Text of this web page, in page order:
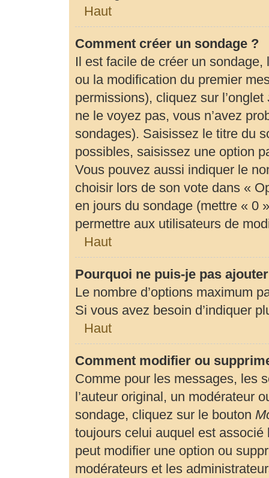
Haut
Comment créer un sondage ?
Il est facile de créer un sondage,
ou la modification du premier
permissions), cliquez sur l’onglet
ne le voyez pas, vous n’avez
sondages). Saisissez le titre du
possibles, saisissez une option
Vous pouvez aussi indiquer le
choisir lors de son vote dans «
en jours du sondage (mettre « 0
permettre aux utilisateurs de
Haut
Pourquoi ne puis-je pas
Le nombre d’options maximum
Si vous avez besoin d’indiquer
Haut
Comment modifier ou
Comme pour les messages, les
l’auteur original, un modérateur
sondage, cliquez sur le bouton
toujours celui auquel est associé
peut modifier une option ou
modérateurs et les